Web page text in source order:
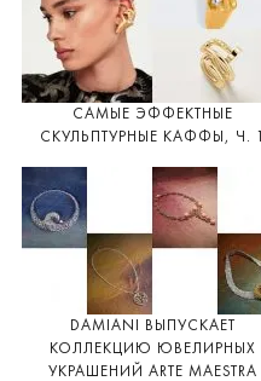
САМЫЕ ЭФФЕКТНЫЕ
СКУЛЬПТУРНЫЕ КАФФЫ, Ч. 1
DAMIANI ВЫПУСКАЕТ
КОЛЛЕКЦИЮ ЮВЕЛИРНЫХ
УКРАШЕНИЙ ARTE MAESTRA